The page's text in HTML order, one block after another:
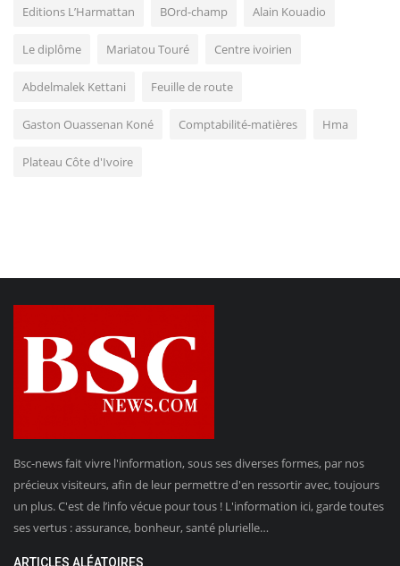
Editions L’Harmattan BOrd-champ Alain Kouadio
Le diplôme Mariatou Touré Centre ivoirien
Abdelmalek Kettani Feuille de route
Gaston Ouassenan Koné Comptabilité-matières Hma
Plateau Côte d'Ivoire
Bsc-news fait vivre l'information, sous ses diverses formes, par nos
précieux visiteurs, afin de leur permettre d'en ressortir avec, toujours
un plus. C'est de l’info vécue pour tous ! L'information ici, garde toutes
ses vertus : assurance, bonheur, santé plurielle…
ARTICLES ALÉATOIRES